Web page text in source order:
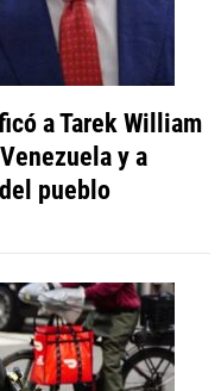
a Tarek William
y a
pueblo